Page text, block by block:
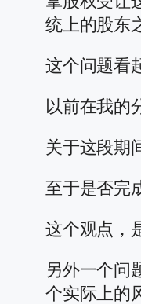
统上的股东
这个问题看
以前在我的
关于这段期
至于是否完
这个观点，
另外一个问
个实际上的